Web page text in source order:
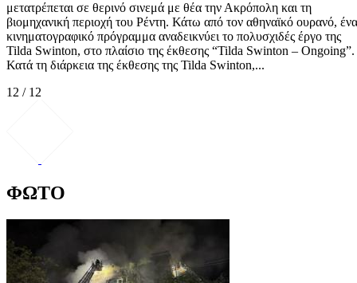
μετατρέπεται σε θερινό σινεμά με θέα την Ακρόπολη και τη
βιομηχανική περιοχή του Ρέντη. Κάτω από τον αθηναϊκό ουρανό, ένα
κινηματογραφικό πρόγραμμα αναδεικνύει το πολυσχιδές έργο της
Tilda Swinton, στο πλαίσιο της έκθεσης “Tilda Swinton – Ongoing”.
Κατά τη διάρκεια της έκθεσης της Tilda Swinton,...
12 / 12
ΦΩΤΟ